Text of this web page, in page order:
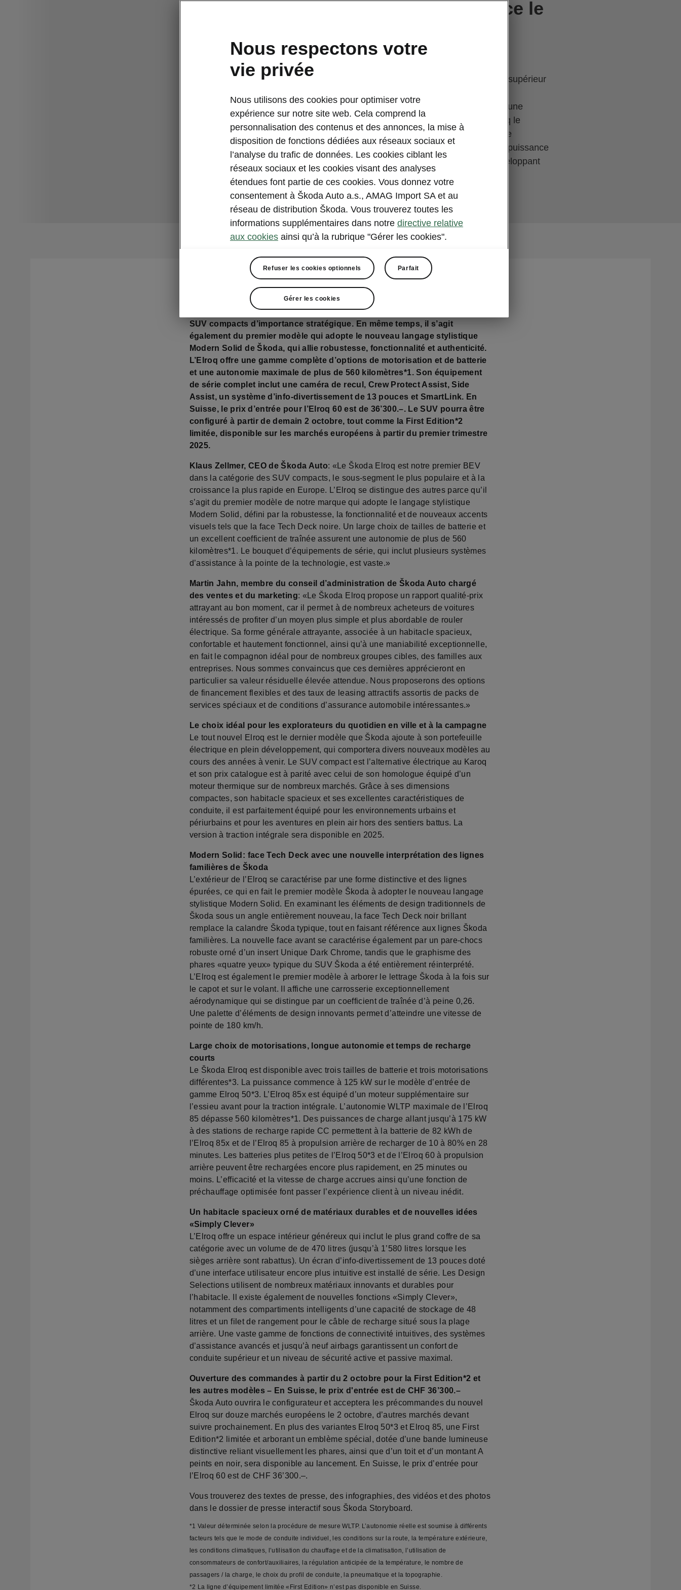
Le nouveau Škoda Elroq annonce le
2024-10-01T06:59:44.645+00:00
L’Elroq fait passer le design extérieur de la marque à un niveau supérieur
Des dimensions extérieures compactes, un habitacle spacieux, une
maniabilité précise et un faible rayon de braquage font de l’Elroq le
compagnon idéal pour les aventures en plein air et la vie urbaine
L’excellente aérodynamique, le temps de recharge réduit à une puissance
pouvant atteindre 175 kW et des groupes motopropulseurs développant
jusqu’à 210 kW assurent une autonomie de plus de 560 km*1
En Suisse, le prix d’entrée pour l’Elroq 60 est de CHF 36’300.–
Mladá Boleslav / Cham, le 1er octobre 2024 – Lever de rideau sur un
véhicule unique en son genre: le tout nouveau Škoda Elroq est le premier
modèle entièrement électrique de la marque tchèque dans la catégorie des
SUV compacts d’importance stratégique. En même temps, il s’agit
également du premier modèle qui adopte le nouveau langage stylistique
Modern Solid de Škoda, qui allie robustesse, fonctionnalité et authenticité.
L’Elroq offre une gamme complète d’options de motorisation et de batterie
et une autonomie maximale de plus de 560 kilomètres*1. Son équipement
de série complet inclut une caméra de recul, Crew Protect Assist, Side
Assist, un système d’info-divertissement de 13 pouces et SmartLink. En
Suisse, le prix d’entrée pour l’Elroq 60 est de 36’300.–. Le SUV pourra être
configuré à partir de demain 2 octobre, tout comme la First Edition*2
limitée, disponible sur les marchés européens à partir du premier trimestre
2025.
Klaus Zellmer, CEO de Škoda Auto: «Le Škoda Elroq est notre premier BEV
dans la catégorie des SUV compacts, le sous-segment le plus populaire et à la
croissance la plus rapide en Europe. L’Elroq se distingue des autres parce qu’il
s’agit du premier modèle de notre marque qui adopte le langage stylistique
Modern Solid, défini par la robustesse, la fonctionnalité et de nouveaux accents
visuels tels que la face Tech Deck noire. Un large choix de tailles de batterie et
un excellent coefficient de traînée assurent une autonomie de plus de 560
kilomètres*1. Le bouquet d’équipements de série, qui inclut plusieurs systèmes
d’assistance à la pointe de la technologie, est vaste.»
Martin Jahn, membre du conseil d’administration de Škoda Auto chargé
des ventes et du marketing: «Le Škoda Elroq propose un rapport qualité-prix
attrayant au bon moment, car il permet à de nombreux acheteurs de voitures
intéressés de profiter d’un moyen plus simple et plus abordable de rouler
électrique. Sa forme générale attrayante, associée à un habitacle spacieux,
confortable et hautement fonctionnel, ainsi qu’à une maniabilité exceptionnelle,
en fait le compagnon idéal pour de nombreux groupes cibles, des familles aux
entreprises. Nous sommes convaincus que ces dernières apprécieront en
particulier sa valeur résiduelle élevée attendue. Nous proposerons des options
de financement flexibles et des taux de leasing attractifs assortis de packs de
services spéciaux et de conditions d’assurance automobile intéressantes.»
Le choix idéal pour les explorateurs du quotidien en ville et à la campagne
Le tout nouvel Elroq est le dernier modèle que Škoda ajoute à son portefeuille
électrique en plein développement, qui comportera divers nouveaux modèles au
cours des années à venir. Le SUV compact est l’alternative électrique au Karoq
et son prix catalogue est à parité avec celui de son homologue équipé d’un
moteur thermique sur de nombreux marchés. Grâce à ses dimensions
compactes, son habitacle spacieux et ses excellentes caractéristiques de
conduite, il est parfaitement équipé pour les environnements urbains et
périurbains et pour les aventures en plein air hors des sentiers battus. La
version à traction intégrale sera disponible en 2025.
Modern Solid: face Tech Deck avec une nouvelle interprétation des lignes
familières de Škoda
L’extérieur de l’Elroq se caractérise par une forme distinctive et des lignes
épurées, ce qui en fait le premier modèle Škoda à adopter le nouveau langage
stylistique Modern Solid. En examinant les éléments de design traditionnels de
Škoda sous un angle entièrement nouveau, la face Tech Deck noir brillant
remplace la calandre Škoda typique, tout en faisant référence aux lignes Škoda
familières. La nouvelle face avant se caractérise également par un pare-chocs
robuste orné d’un insert Unique Dark Chrome, tandis que le graphisme des
phares «quatre yeux» typique du SUV Škoda a été entièrement réinterprété.
L’Elroq est également le premier modèle à arborer le lettrage Škoda à la fois sur
le capot et sur le volant. Il affiche une carrosserie exceptionnellement
aérodynamique qui se distingue par un coefficient de traînée d’à peine 0,26.
Une palette d’éléments de design innovants permet d’atteindre une vitesse de
pointe de 180 km/h.
Large choix de motorisations, longue autonomie et temps de recharge
courts
Le Škoda Elroq est disponible avec trois tailles de batterie et trois motorisations
différentes*3. La puissance commence à 125 kW sur le modèle d’entrée de
gamme Elroq 50*3. L’Elroq 85x est équipé d’un moteur supplémentaire sur
l’essieu avant pour la traction intégrale. L’autonomie WLTP maximale de l’Elroq
85 dépasse 560 kilomètres*1. Des puissances de charge allant jusqu’à 175 kW
à des stations de recharge rapide CC permettent à la batterie de 82 kWh de
l’Elroq 85x et de l’Elroq 85 à propulsion arrière de recharger de 10 à 80% en 28
minutes. Les batteries plus petites de l’Elroq 50*3 et de l’Elroq 60 à propulsion
arrière peuvent être rechargées encore plus rapidement, en 25 minutes ou
moins. L’efficacité et la vitesse de charge accrues ainsi qu’une fonction de
préchauffage optimisée font passer l’expérience client à un niveau inédit.
Un habitacle spacieux orné de matériaux durables et de nouvelles idées
«Simply Clever»
L’Elroq offre un espace intérieur généreux qui inclut le plus grand coffre de sa
catégorie avec un volume de de 470 litres (jusqu’à 1’580 litres lorsque les
sièges arrière sont rabattus). Un écran d’info-divertissement de 13 pouces doté
d’une interface utilisateur encore plus intuitive est installé de série. Les Design
Selections utilisent de nombreux matériaux innovants et durables pour
l’habitacle. Il existe également de nouvelles fonctions «Simply Clever»,
notamment des compartiments intelligents d’une capacité de stockage de 48
litres et un filet de rangement pour le câble de recharge situé sous la plage
arrière. Une vaste gamme de fonctions de connectivité intuitives, des systèmes
d’assistance avancés et jusqu’à neuf airbags garantissent un confort de
conduite supérieur et un niveau de sécurité active et passive maximal.
Ouverture des commandes à partir du 2 octobre pour la First Edition*2 et
les autres modèles – En Suisse, le prix d'entrée est de CHF 36’300.–
Škoda Auto ouvrira le configurateur et acceptera les précommandes du nouvel
Elroq sur douze marchés européens le 2 octobre, d’autres marchés devant
suivre prochainement. En plus des variantes Elroq 50*3 et Elroq 85, une First
Edition*2 limitée et arborant un emblème spécial, dotée d’une bande lumineuse
distinctive reliant visuellement les phares, ainsi que d’un toit et d’un montant A
peints en noir, sera disponible au lancement. En Suisse, le prix d’entrée pour
l’Elroq 60 est de CHF 36’300.–.
Vous trouverez des textes de presse, des infographies, des vidéos et des photos
dans le dossier de presse interactif sous Škoda Storyboard.
*1 Valeur déterminée selon la procédure de mesure WLTP. L’autonomie réelle est soumise à différents
facteurs tels que le mode de conduite individuel, les conditions sur la route, la température extérieure,
les conditions climatiques, l’utilisation du chauffage et de la climatisation, l’utilisation de
consommateurs de confort/auxiliaires, la régulation anticipée de la température, le nombre de
passagers / la charge, le choix du profil de conduite, la pneumatique et la topographie.
*2 La ligne d’équipement limitée «First Edition» n’est pas disponible en Suisse.
Nous respectons votre
vie privée
Nous utilisons des cookies pour optimiser votre
expérience sur notre site web. Cela comprend la
personnalisation des contenus et des annonces, la mise à
disposition de fonctions dédiées aux réseaux sociaux et
l’analyse du trafic de données. Les cookies ciblant les
réseaux sociaux et les cookies visant des analyses
étendues font partie de ces cookies. Vous donnez votre
consentement à Škoda Auto a.s., AMAG Import SA et au
réseau de distribution Škoda. Vous trouverez toutes les
informations supplémentaires dans notre directive relative
aux cookies ainsi qu’à la rubrique "Gérer les cookies".
Refuser les cookies optionnels Parfait
Gérer les cookies